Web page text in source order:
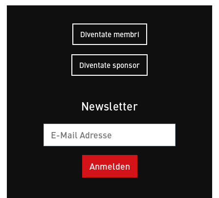
Diventate membri
Diventate sponsor
Newsletter